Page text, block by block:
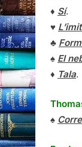
♦ Sí.
♥
♣
♠ El
♦ Tala.
♠